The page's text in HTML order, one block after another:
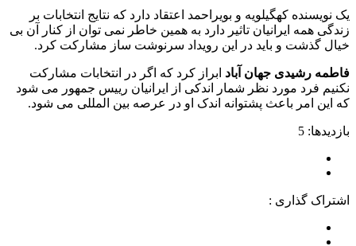
یک نویسنده کهگیلویه و بویراحمد اعتقاد دارد که نتایج انتخابات بر
زندگی همه ایرانیان تاثیر دارد به همین خاطر نمی توان از کنار آن بی
خیال گذشت و باید در این رویداد سرنوشت ساز مشارکت کرد.
فاطمه رشیدی جهان آباد ابراز کرد که اگر در انتخابات مشارکت
نکنیم فرد مورد نظر شمار اندکی از ایرانیان رییس جمهور می شود
که این امر باعث پشتوانه اندک او در عرصه بین المللی می شود.
بازدیدها: 5
اشتراک گذاری :